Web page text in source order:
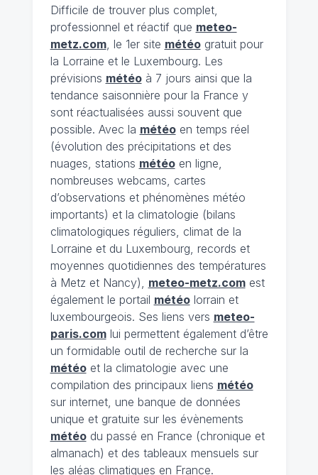
Difficile de trouver plus complet,
professionnel et réactif que meteo-
metz.com, le 1er site météogratuit pour
la Lorraine et le Luxembourg. Les
prévisions météoà 7 jours ainsi que la
tendance saisonnière pour la France y
sont réactualisées aussi souvent que
possible. Avec la météoen temps réel
(évolution des précipitations et des
nuages, stations météoen ligne,
nombreuses webcams, cartes
d’observations et phénomènes météo
importants) et la climatologie (bilans
climatologiques réguliers, climat de la
Lorraine et du Luxembourg, records et
moyennes quotidiennes des températures
à Metz et Nancy), meteo-metz.comest
également le portail météolorrain et
luxembourgeois. Ses liens vers meteo-
paris.comlui permettent également d’être
un formidable outil de recherche sur la
météoet la climatologie avec une
compilation des principaux liens météo
sur internet, une banque de données
unique et gratuite sur les évènements
météodu passé en France (chronique et
almanach) et des tableaux mensuels sur
les aléas climatiques en France.